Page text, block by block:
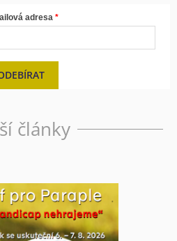
adresa
články